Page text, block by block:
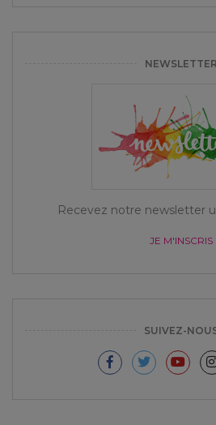
NEWSLETTER
Recevez notre newsletter
JE M'INSCRIS
SUIVEZ-